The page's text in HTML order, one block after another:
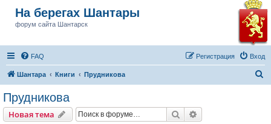
На берегах Шантары
форум сайта Шантарск
FAQ Вход
Регистрация
Шантара Книги Прудникова
Прудникова
Новая тема Поиск